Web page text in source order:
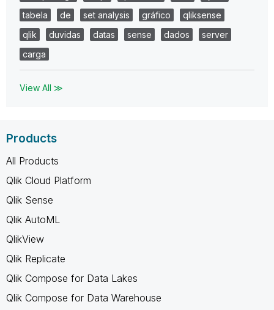
tabela
de set analysis gráfico
qliksense
qlik
duvidas datas sense dados
server
carga
View All ≫
Products
All Products
Qlik Cloud Platform
Qlik Sense
Qlik AutoML
QlikView
Qlik Replicate
Qlik Compose for Data Lakes
Qlik Compose for Data Warehouse